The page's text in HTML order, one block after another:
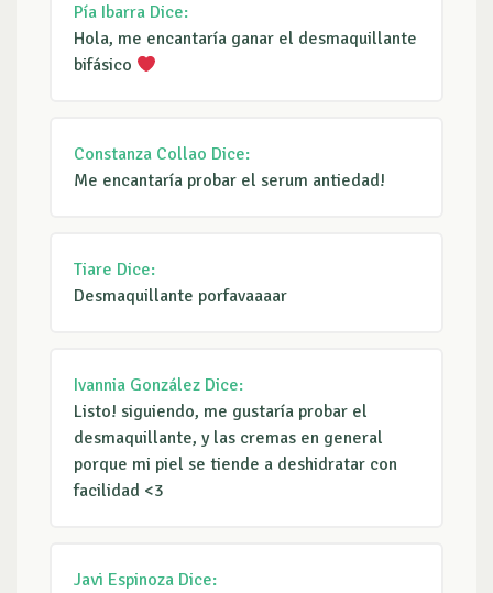
Pía Ibarra Dice:
Hola, me encantaría ganar el desmaquillante
bifásico
Constanza Collao Dice:
Me encantaría probar el serum antiedad!
Tiare Dice:
Desmaquillante porfavaaaar
Ivannia González Dice:
Listo! siguiendo, me gustaría probar el
desmaquillante, y las cremas en general
porque mi piel se tiende a deshidratar con
facilidad <3
Javi Espinoza Dice: